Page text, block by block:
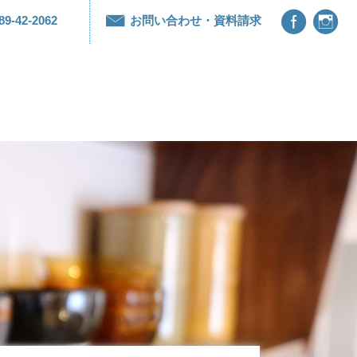
42-2062 お問い合わせ・資料請求  